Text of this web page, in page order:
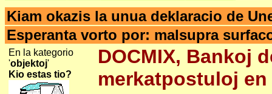
Kiam okazis la unua deklaracio de
Esperanta vorto por: malsupra
En la kategorio
'objektoj'
Kio estas tio?
DOCMIX, Bankoj
merkatpostuloj